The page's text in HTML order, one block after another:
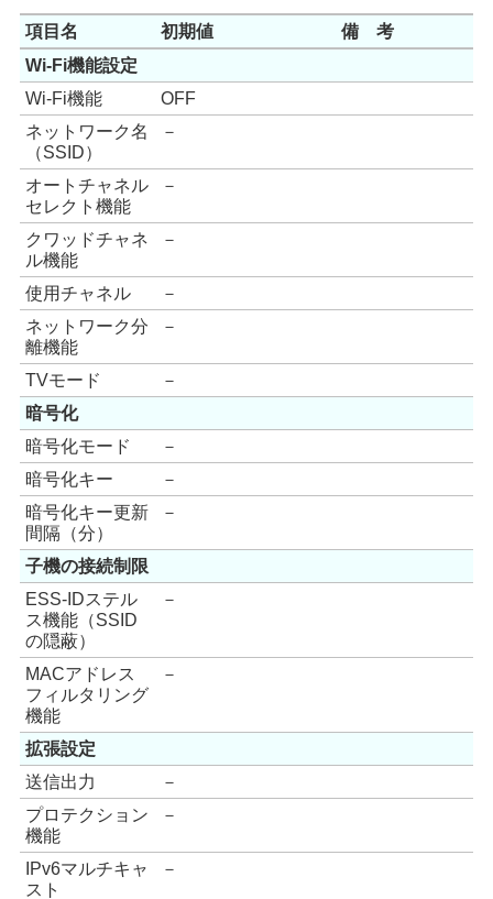
項目名 初期値
備 考
Wi-Fi機能設定
Wi-Fi機能
OFF
ネットワーク名
（SSID）
－
オートチャネル
セレクト機能
－
クワッドチャネ
ル機能
－
使用チャネル
－
ネットワーク分
離機能
－
TVモード
－
暗号化
暗号化モード
－
暗号化キー
－
暗号化キー更新
間隔（分）
－
子機の接続制限
ESS-IDステル
ス機能（SSID
の隠蔽）
－
MACアドレス
フィルタリング
機能
－
拡張設定
送信出力
－
プロテクション
機能
－
IPv6マルチキャ
スト
－